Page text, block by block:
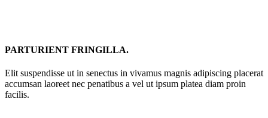
PARTURIENT FRINGILLA.
Elit suspendisse ut in senectus in vivamus magnis adipiscing placerat
accumsan laoreet nec penatibus a vel ut ipsum platea diam proin
facilis.